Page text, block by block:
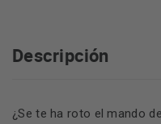
Descripción
¿Se te ha roto el mando